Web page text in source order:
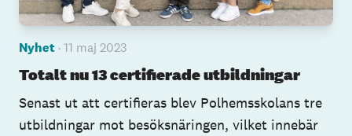
Nyhet · 11 maj 2023
Totalt nu 13 certifierade utbildningar
Senast ut att certifieras blev Polhemsskolans tre
utbildningar mot besöksnäringen, vilket innebär